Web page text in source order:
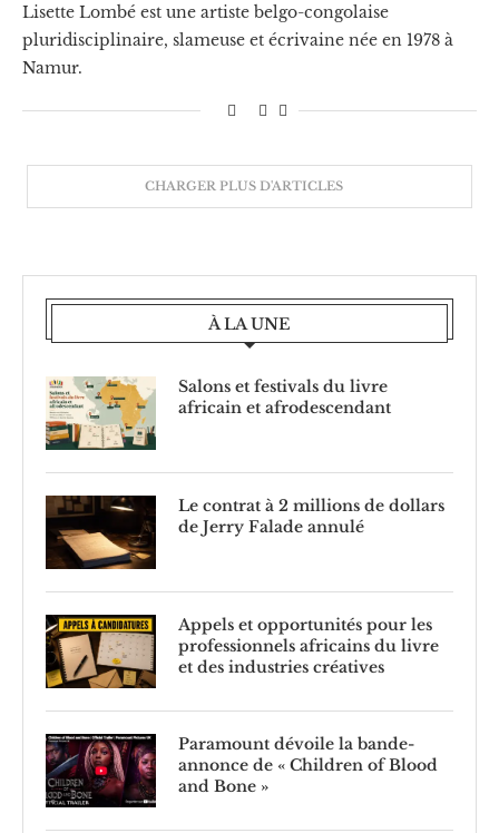
Lisette Lombé est une artiste belgo-congolaise
pluridisciplinaire, slameuse et écrivaine née en 1978 à
Namur.
CHARGER PLUS D'ARTICLES
À LA UNE
Salons et festivals du livre
africain et afrodescendant
Le contrat à 2 millions de dollars
de Jerry Falade annulé
Appels et opportunités pour les
professionnels africains du livre
et des industries créatives
Paramount dévoile la bande-
annonce de « Children of Blood
and Bone »